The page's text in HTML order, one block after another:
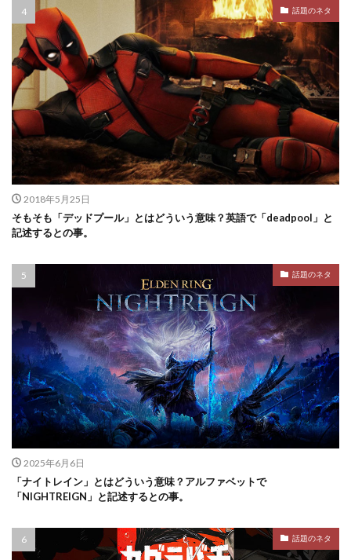
話題のネタ
2018年5月25日
そもそも「デッドプール」とはどういう意味？英語で「deadpool」と
記述するとの事。
話題のネタ
2025年6月6日
「ナイトレイン」とはどういう意味？アルファベットで
「NIGHTREIGN」と記述するとの事。
話題のネタ